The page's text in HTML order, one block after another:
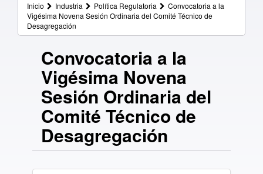
Inicio Industria Política Regulatoria
Convocatoria a la
Vigésima Novena Sesión Ordinaria del Comité Técnico de
Desagregación
Convocatoria a la
Vigésima Novena
Sesión Ordinaria del
Comité Técnico de
Desagregación